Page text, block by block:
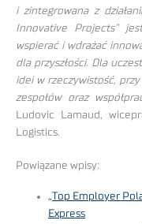
i zintegrowana z
Innovative Projects”
wspierać i wdrażać
dla przyszłości. Dla
idei w rzeczywistość,
zespołów oraz
Ludovic Lamaud,
Logistics.
Powiązane wpisy:
„Top Employer
Express